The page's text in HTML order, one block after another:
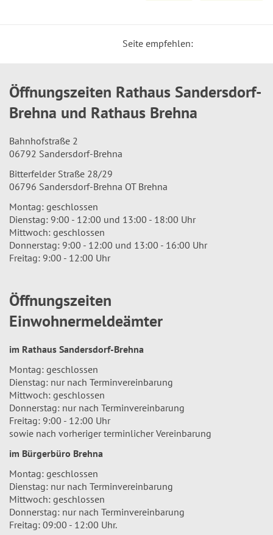
Seite empfehlen:
Öffnungszeiten Rathaus Sandersdorf-
Brehna und Rathaus Brehna
Bahnhofstraße 2
06792 Sandersdorf-Brehna
Bitterfelder Straße 28/29
06796 Sandersdorf-Brehna OT Brehna
Montag: geschlossen
Dienstag: 9:00 - 12:00 und 13:00 - 18:00 Uhr
Mittwoch: geschlossen
Donnerstag: 9:00 - 12:00 und 13:00 - 16:00 Uhr
Freitag: 9:00 - 12:00 Uhr
Öffnungszeiten
Einwohnermeldeämter
im Rathaus Sandersdorf-Brehna
Montag: geschlossen
Dienstag: nur nach Terminvereinbarung
Mittwoch: geschlossen
Donnerstag: nur nach Terminvereinbarung
Freitag: 9:00 - 12:00 Uhr
sowie nach vorheriger terminlicher Vereinbarung
im Bürgerbüro Brehna
Montag: geschlossen
Dienstag: nur nach Terminvereinbarung
Mittwoch: geschlossen
Donnerstag: nur nach Terminvereinbarung
Freitag: 09:00 - 12:00 Uhr.